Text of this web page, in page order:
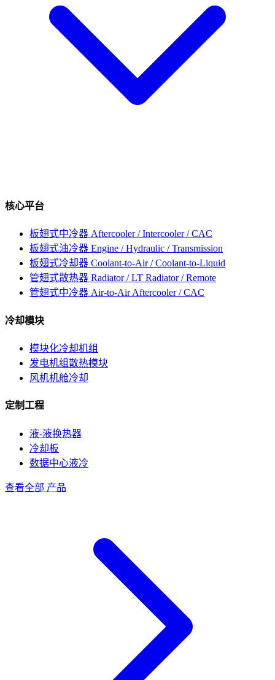
核心平台
板翅式中冷器 Aftercooler / Intercooler / CAC
板翅式油冷器 Engine / Hydraulic / Transmission
板翅式冷却器 Coolant-to-Air / Coolant-to-Liquid
管翅式散热器 Radiator / LT Radiator / Remote
管翅式中冷器 Air-to-Air Aftercooler / CAC
冷却模块
模块化冷却机组
发电机组散热模块
风机机舱冷却
定制工程
液-液换热器
冷却板
数据中心液冷
查看全部 产品